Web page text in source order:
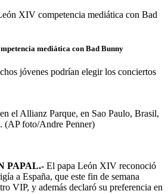
XIV competencia mediática con Bad
mediática con Bad Bunny
jóvenes podrían elegir los conciertos
el Allianz Parque, en Sao Paulo, Brasil,
(AP foto/Andre Penner)
PAPAL.- El papa León XIV reconoció
a España, que este fin de semana
VIP, y además declaró su preferencia en